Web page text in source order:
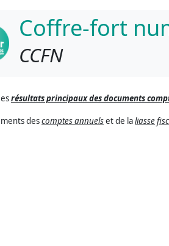
Coffre-fort
CCFN
résultats principaux des documents
descomptes annuelset de laliasse